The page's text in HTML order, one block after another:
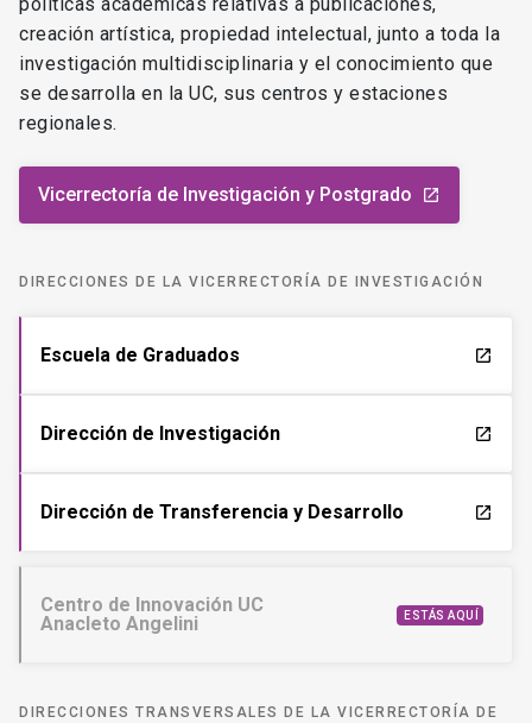
creación artística, propiedad intelectual, junto a toda la
investigación multidisciplinaria y el conocimiento que
se desarrolla en la UC, sus centros y estaciones
regionales.
Vicerrectoría de Investigación y Postgrado launch
DIRECCIONES DE LA VICERRECTORÍA DE INVESTIGACIÓN
Escuela de Graduados launch
Dirección de Investigación launch
Dirección de Transferencia y Desarrollo launch
Centro de Innovación UC
Anacleto Angelini
ESTÁS AQUÍ
DIRECCIONES TRANSVERSALES DE LA VICERRECTORÍA DE